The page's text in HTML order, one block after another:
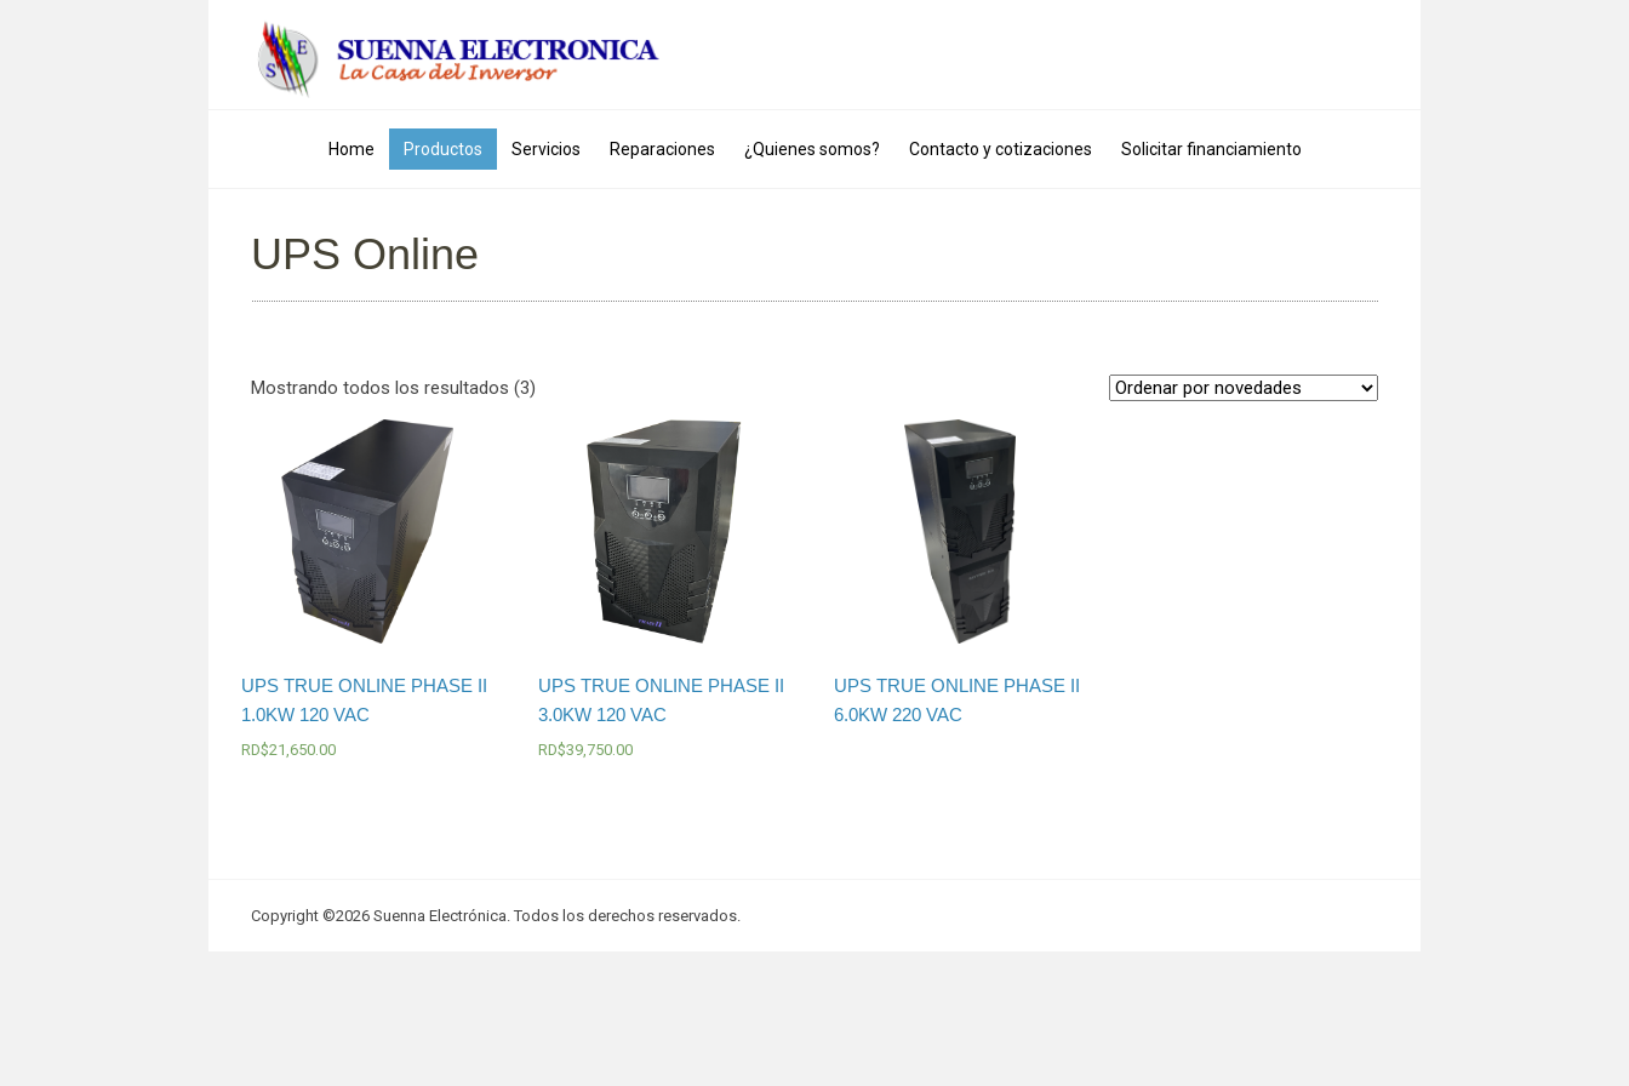
Home Productos Servicios Reparaciones ¿Quienes somos? Contacto y cotizaciones Solicitar financiamiento
UPS Online
Mostrando todos los resultados (3)
UPS TRUE ONLINE PHASE II
1.0KW 120 VAC
RD$21,650.00
UPS TRUE ONLINE PHASE II
3.0KW 120 VAC
RD$39,750.00
UPS TRUE ONLINE PHASE II
6.0KW 220 VAC
Copyright ©2026 Suenna Electrónica. Todos los derechos reservados.